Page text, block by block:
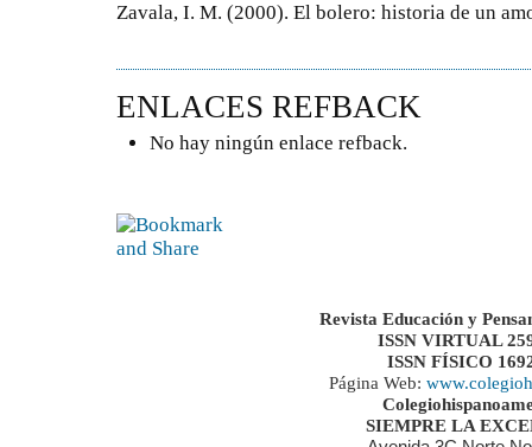
Zavala, I. M. (2000). El bolero: historia de un
ENLACES REFBACK
No hay ningún enlace refback.
Revista Educación y
ISSN VIRTUAL
ISSN FÍSICO
Página Web:
SIEMPRE LA